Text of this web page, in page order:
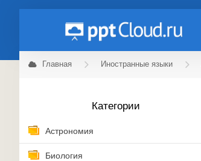
Главная Иностранные языки
Категории
Астрономия
Биология